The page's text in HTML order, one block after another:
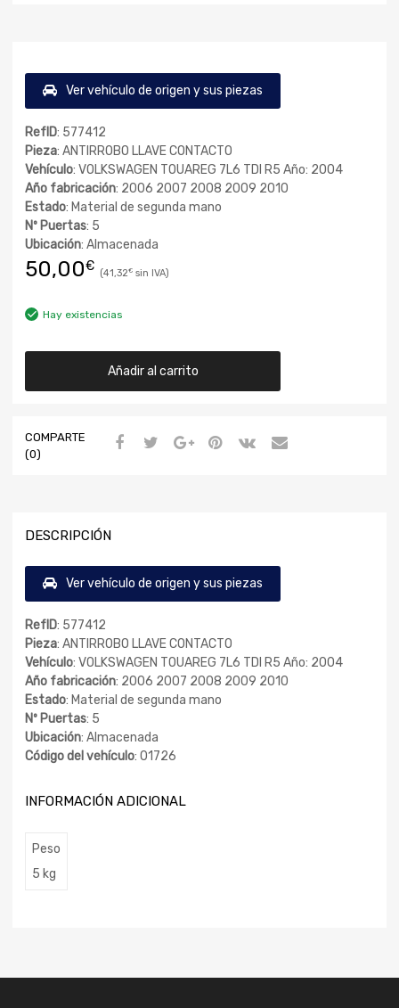
Ver vehículo de origen y sus piezas
RefID: 577412
Pieza: ANTIRROBO LLAVE CONTACTO
Vehículo: VOLKSWAGEN TOUAREG 7L6 TDI R5 Año: 2004
Año fabricación: 2006 2007 2008 2009 2010
Estado: Material de segunda mano
Nº Puertas: 5
Ubicación: Almacenada
50,00€ 41,32€
Hay existencias
Añadir al carrito
COMPARTE
(0)
DESCRIPCIÓN
Ver vehículo de origen y sus piezas
RefID: 577412
Pieza: ANTIRROBO LLAVE CONTACTO
Vehículo: VOLKSWAGEN TOUAREG 7L6 TDI R5 Año: 2004
Año fabricación: 2006 2007 2008 2009 2010
Estado: Material de segunda mano
Nº Puertas: 5
Ubicación: Almacenada
Código del vehículo: 01726
INFORMACIÓN ADICIONAL
Peso
5 kg